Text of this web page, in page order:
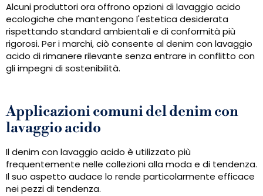
Alcuni produttori ora offrono opzioni di lavaggio acido
ecologiche che mantengono l'estetica desiderata
rispettando standard ambientali e di conformità più
rigorosi. Per i marchi, ciò consente al denim con lavaggio
acido di rimanere rilevante senza entrare in conflitto con
gli impegni di sostenibilità.
Applicazioni comuni del denim con
lavaggio acido
Il denim con lavaggio acido è utilizzato più
frequentemente nelle collezioni alla moda e di tendenza.
Il suo aspetto audace lo rende particolarmente efficace
nei pezzi di tendenza.